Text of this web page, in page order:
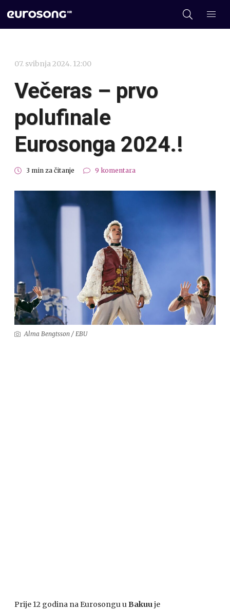
07. svibnja 2024. 12:00
Večeras – prvo
polufinale
Eurosonga 2024.!
3 min za čitanje 9 komentara
Alma Bengtsson / EBU
Prije 12 godina na Eurosongu uBakuuje